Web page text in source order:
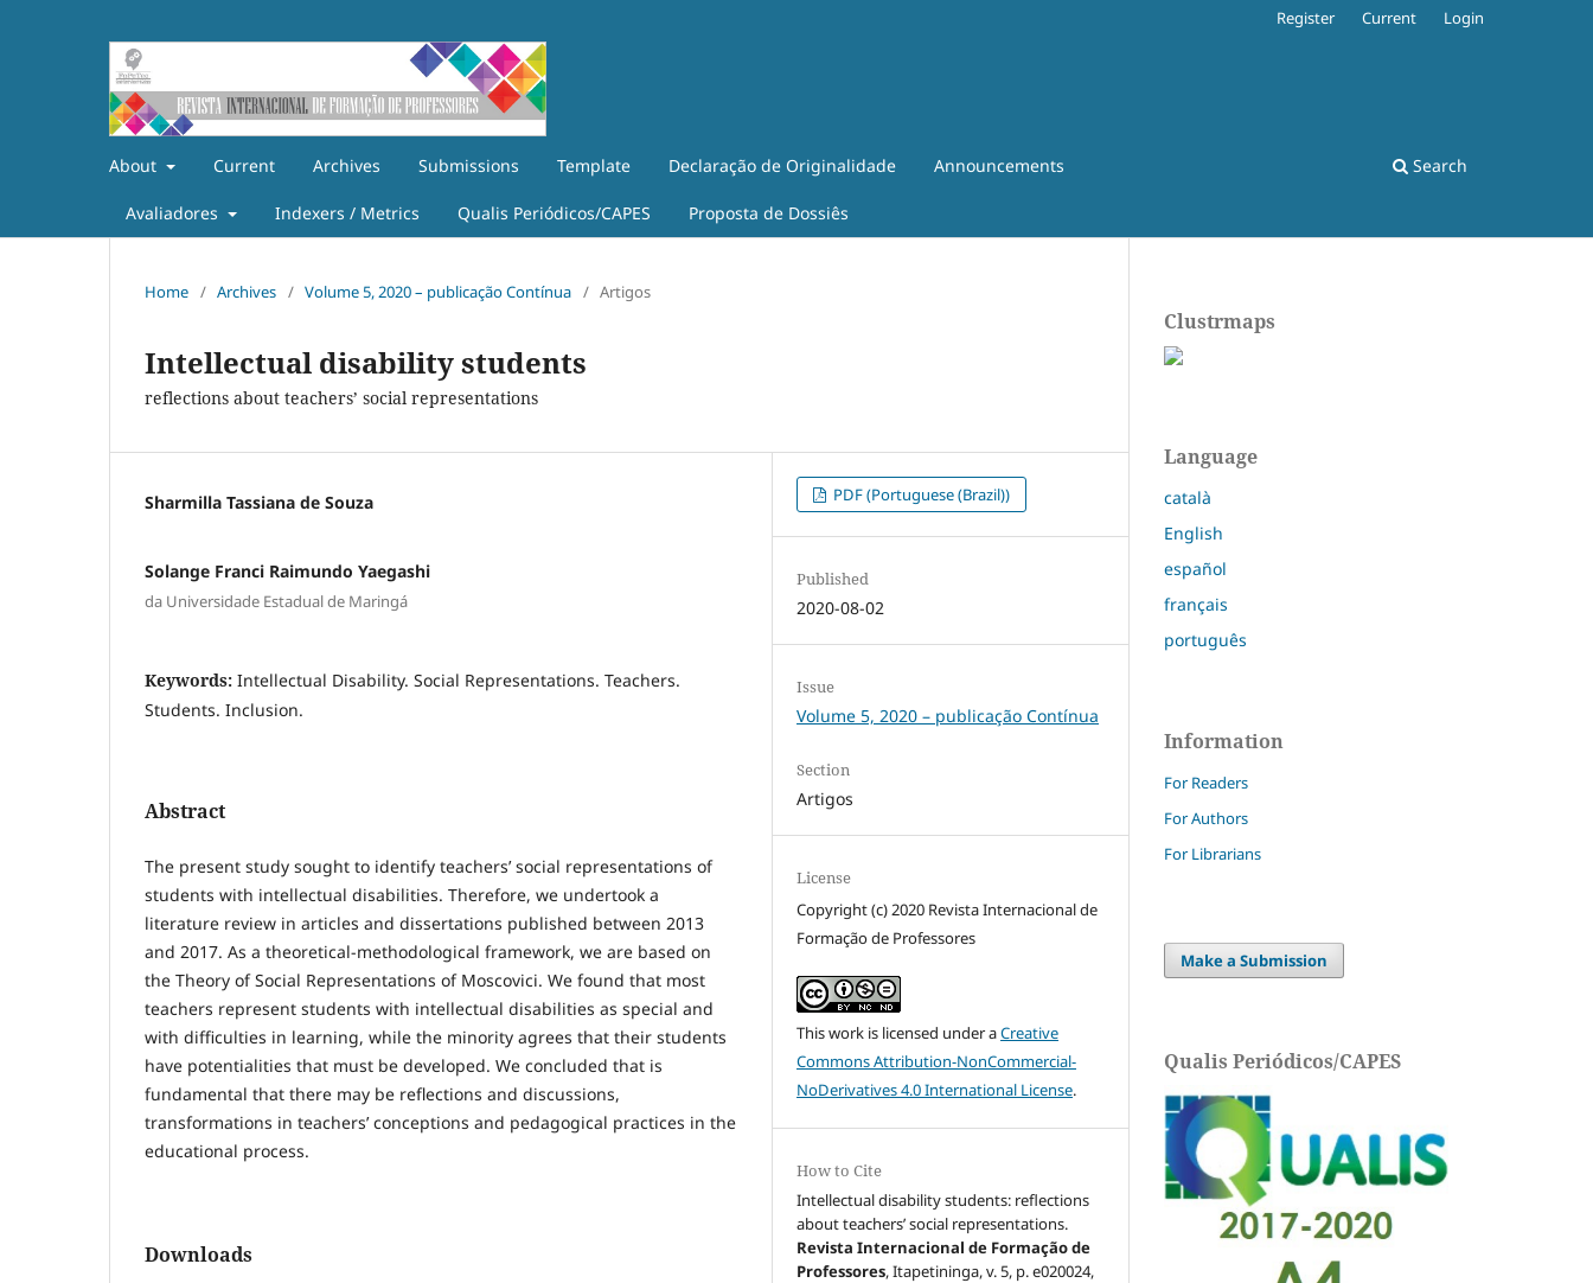
About Current Archives Submissions Template Declaração de Originalidade Announcements
Avaliadores Indexers / Metrics Qualis Periódicos/CAPES Proposta de Dossiês
Search
Register Current Login
Home / Archives / Volume 5, 2020 – publicação Contínua / Artigos
Intellectual disability students
reflections about teachers’ social representations
Sharmilla Tassiana de Souza
Solange Franci Raimundo Yaegashi
da Universidade Estadual de Maringá
Keywords: Intellectual Disability. Social Representations. Teachers.
Students. Inclusion.
Abstract
The present study sought to identify teachers’ social representations of
students with intellectual disabilities. Therefore, we undertook a
literature review in articles and dissertations published between 2013
and 2017. As a theoretical-methodological framework, we are based on
the Theory of Social Representations of Moscovici. We found that most
teachers represent students with intellectual disabilities as special and
with difficulties in learning, while the minority agrees that their students
have potentialities that must be developed. We concluded that is
fundamental that there may be reflections and discussions,
transformations in teachers’ conceptions and pedagogical practices in the
educational process.
Downloads
PDF (Portuguese (Brazil))
Published
2020-08-02
Issue
Volume 5, 2020 – publicação Contínua
Section
Artigos
License
Copyright (c) 2020 Revista Internacional de
Formação de Professores
This work is licensed under aCreative
Commons Attribution-NonCommercial-
NoDerivatives 4.0 International License.
How to Cite
Intellectual disability students: reflections
about teachers’ social representations.
Revista Internacional de Formação de
Professores, Itapetininga, v. 5, p. e020024,
Clustrmaps
Language
català
English
español
français
português
Information
For Readers
For Authors
For Librarians
Make a Submission
Qualis Periódicos/CAPES